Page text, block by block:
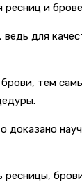
ресниц и
для
тем
доказано